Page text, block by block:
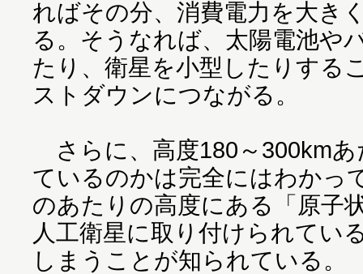
ればその分、消費電力を大き
る。そうなれば、太陽電池や
たり、衛星を小型したりする
ストダウンにつながる。
さらに、高度180～300km
ているのかは完全にはわかっ
のあたりの高度にある「原子
人工衛星に取り付けられてい
しまうことが知られている。